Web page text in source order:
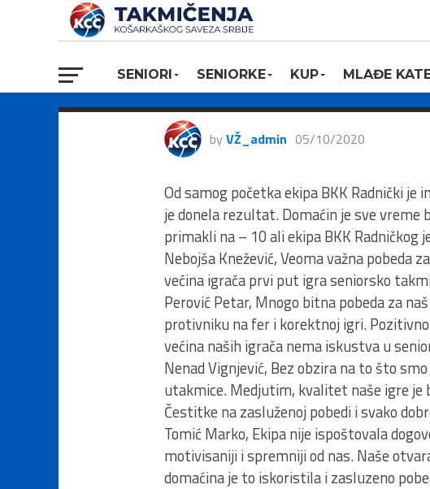
SENIORI SENIORKE KUP MLAĐE
Đorđe, 98:81
by VŽ_admin 05/10/2020
Od samog početka ekipa BKK Radnički
je donela rezultat. Domaćin je sve
primakli na – 10 ali ekipa BKK
Nebojša Knežević, Veoma važna pobeda
većina igrača prvi put igra seniorsko
Perović Petar, Mnogo bitna pobeda za
protivniku na fer i korektnoj igri.
većina naših igrača nema iskustva u
Nenad Vignjević, Bez obzira na to što
utakmice. Medjutim, kvalitet naše igre je
Čestitke na zasluženoj pobedi i svako
Tomić Marko, Ekipa nije ispoštovala
motivisaniji i spremniji od nas. Naše
domaćina je to iskoristila i zasluzeno